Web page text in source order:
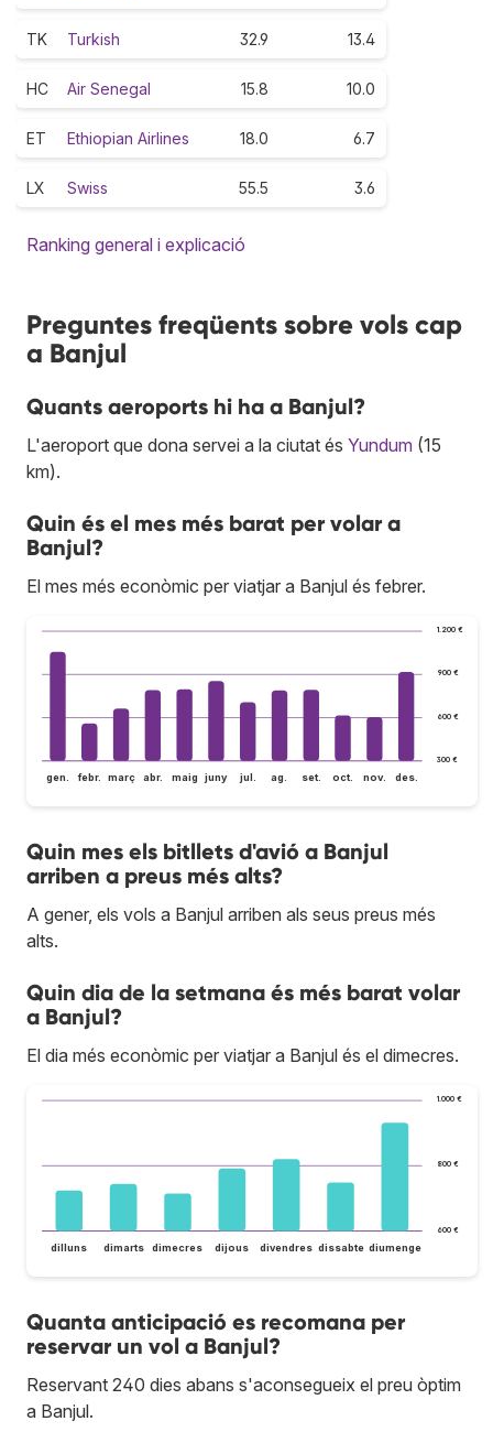
TK Turkish 32.9 13.4
HC Air Senegal 15.8 10.0
ET Ethiopian Airlines 18.0 6.7
LX Swiss 55.5 3.6
Ranking general i explicació
Preguntes freqüents sobre vols cap
a Banjul
Quants aeroports hi ha a Banjul?
L'aeroport que dona servei a la ciutat és Yundum (15
km).
Quin és el mes més barat per volar a
Banjul?
El mes més econòmic per viatjar a Banjul és febrer.
300 €
600 €
900 €
1.200 €
gen. febr. març abr. maig juny jul. ag. set. oct. nov. des.
Quin mes els bitllets d'avió a Banjul
arriben a preus més alts?
A gener, els vols a Banjul arriben als seus preus més
alts.
Quin dia de la setmana és més barat volar
a Banjul?
El dia més econòmic per viatjar a Banjul és el dimecres.
600 €
800 €
1.000 €
dilluns dimarts dimecres dijous divendres dissabte diumenge
Quanta anticipació es recomana per
reservar un vol a Banjul?
Reservant 240 dies abans s'aconsegueix el preu òptim
a Banjul.